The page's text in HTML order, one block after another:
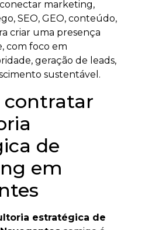
marketing,
SEO, GEO, conteúdo,
criar uma presença
com foco em
geração de leads,
sustentável.
contratar
de
em
estratégica de